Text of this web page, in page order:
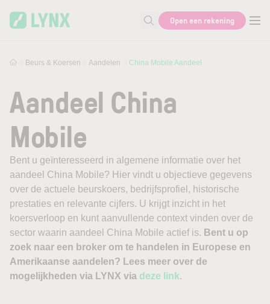
Zoek naar informatie
Open een rekening
Beurs & Koersen Aandelen China Mobile Aandeel
Aandeel China
Mobile
Bent u geïnteresseerd in algemene informatie over het
aandeel China Mobile? Hier vindt u objectieve gegevens
over de actuele beurskoers, bedrijfsprofiel, historische
prestaties en relevante cijfers. U krijgt inzicht in het
koersverloop en kunt aanvullende context vinden over de
sector waarin aandeel China Mobile actief is. Bent u op
zoek naar een broker om te handelen in Europese en
Amerikaanse aandelen? Lees meer over de
mogelijkheden via LYNX via deze link.